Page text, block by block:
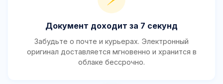
Документ доходит за 7 секунд
Забудьте о почте и курьерах. Электронный
оригинал доставляется мгновенно и хранится в
облаке бессрочно.